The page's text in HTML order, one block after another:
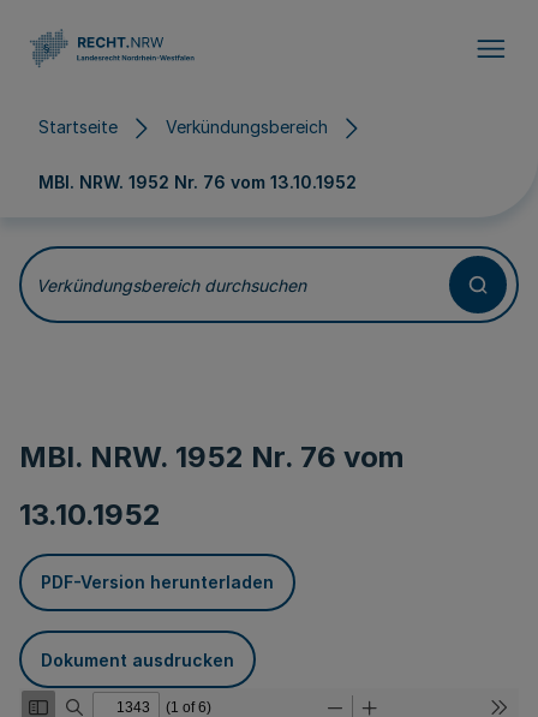
Startseite Verkündungsbereich
MBl. NRW. 1952 Nr. 76 vom 13.10.1952
Verkündungsbereich durchsuchen
MBl. NRW. 1952 Nr. 76 vom
13.10.1952
PDF-Version herunterladen
Dokument ausdrucken